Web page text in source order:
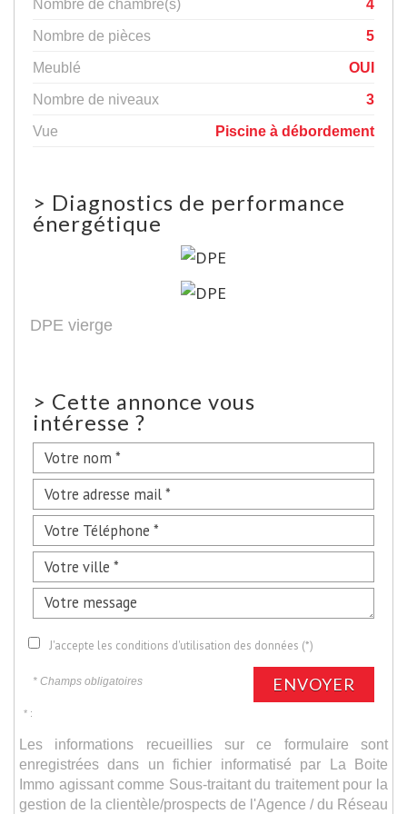
Nombre de chambre(s)
4
Nombre de pièces
5
Meublé
OUI
Nombre de niveaux
3
Vue
Piscine à débordement
> Diagnostics de performance
énergétique
DPE vierge
> Cette annonce vous
intéresse ?
J'accepte les conditions d'utilisation des données (*)
* Champs obligatoires ENVOYER
* :
Les informations recueillies sur ce formulaire sont
enregistrées dans un fichier informatisé par La Boite
Immo agissant comme Sous-traitant du traitement pour la
gestion de la clientèle/prospects de l'Agence / du Réseau